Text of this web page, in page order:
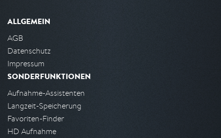
ALLGEMEIN
AGB
Datenschutz
Impressum
SONDERFUNKTIONEN
Aufnahme-Assistenten
Langzeit-Speicherung
Favoriten-Finder
HD Aufnahme